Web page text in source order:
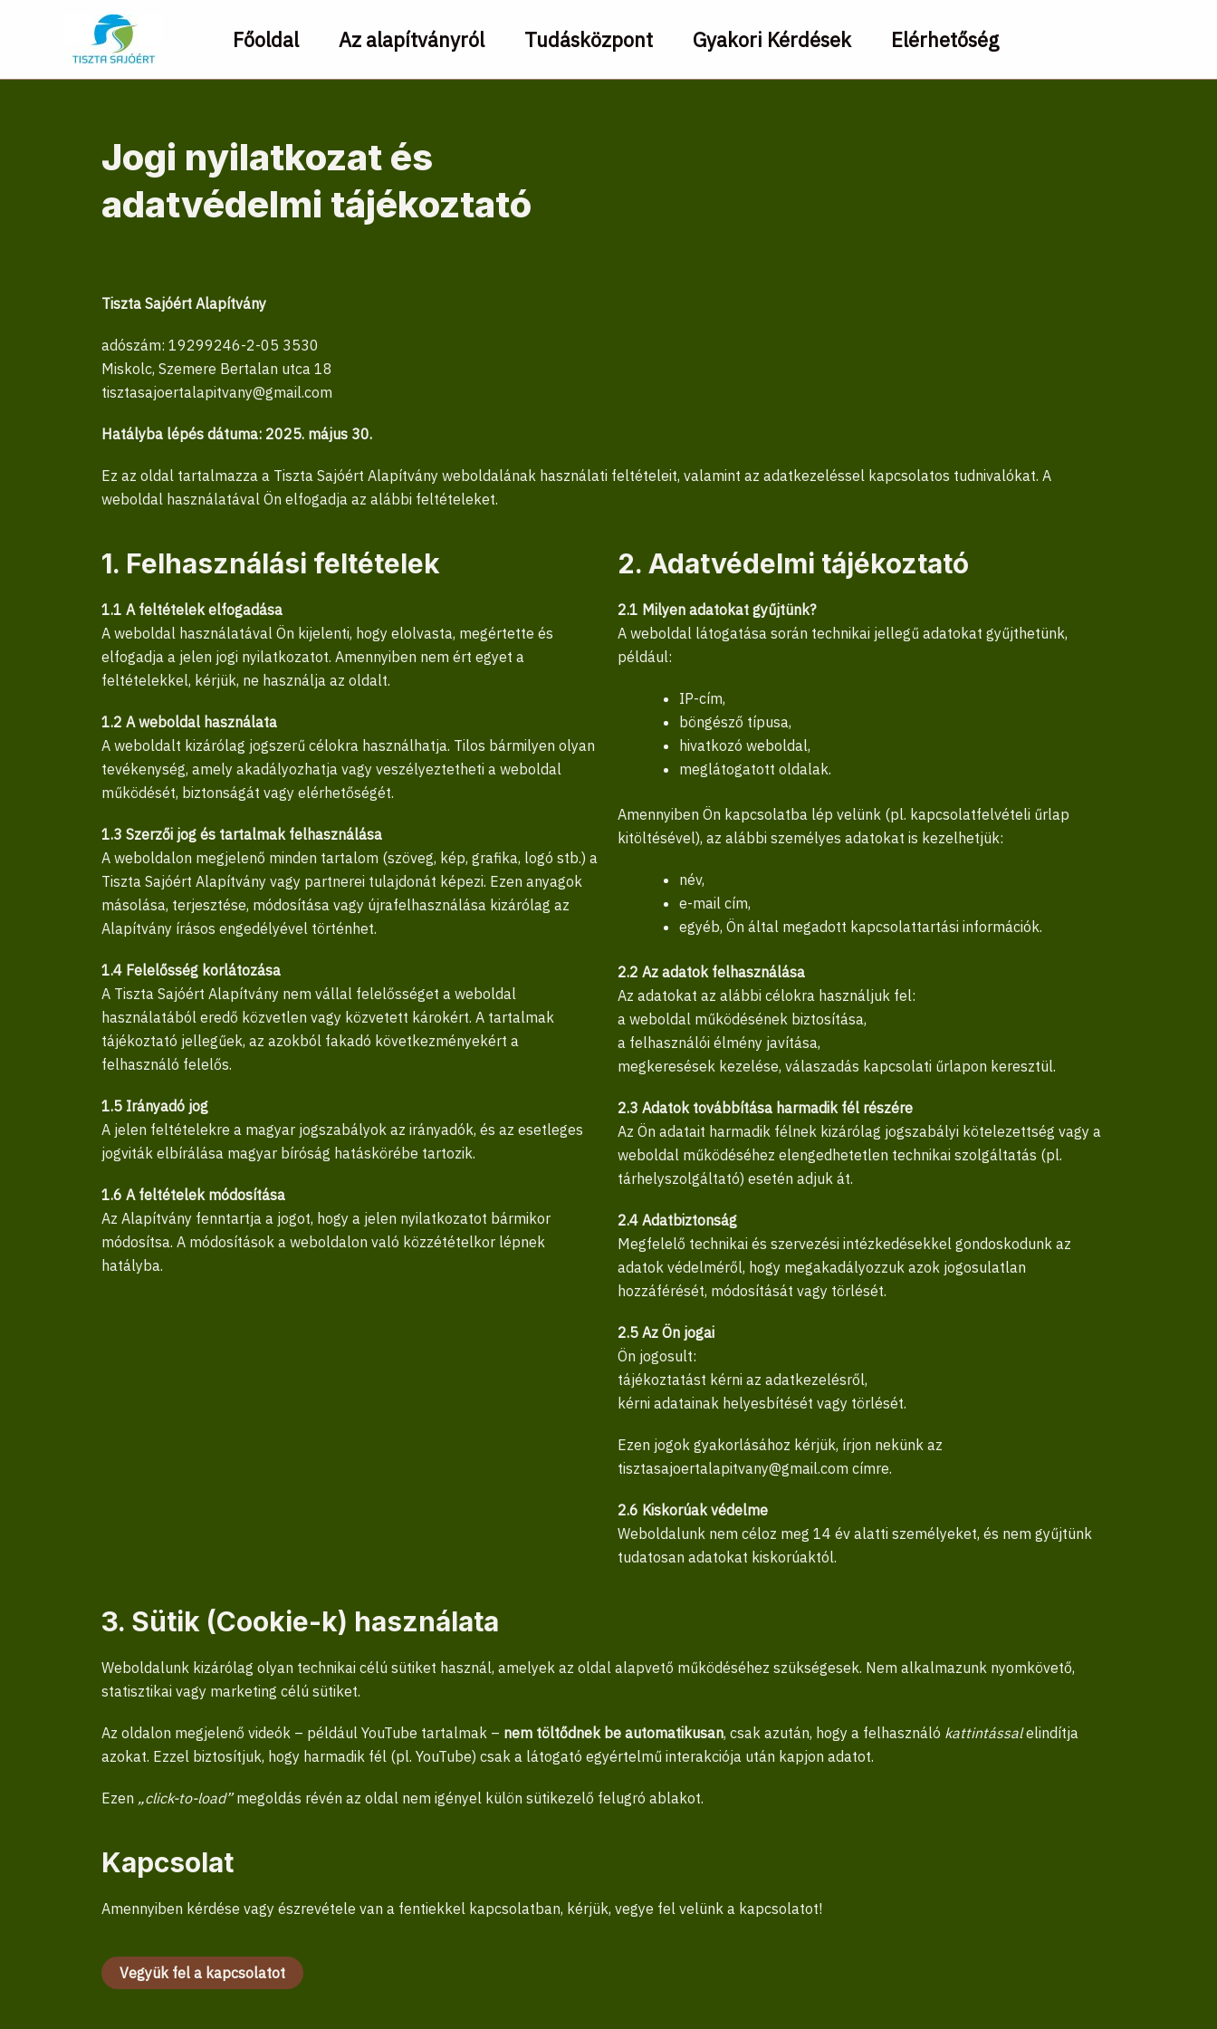
Főoldal Az alapítványról Tudásközpont Gyakori Kérdések Elérhetőség
Jogi nyilatkozat és
adatvédelmi tájékoztató
Tiszta Sajóért Alapítvány
adószám: 19299246-2-05 3530
Miskolc, Szemere Bertalan utca 18
tisztasajoertalapitvany@gmail.com
Hatályba lépés dátuma: 2025. május 30.
Ez az oldal tartalmazza a Tiszta Sajóért Alapítvány weboldalának használati feltételeit, valamint az adatkezeléssel kapcsolatos tudnivalókat. A
weboldal használatával Ön elfogadja az alábbi feltételeket.
1. Felhasználási feltételek
1.1 A feltételek elfogadása
A weboldal használatával Ön kijelenti, hogy elolvasta, megértette és
elfogadja a jelen jogi nyilatkozatot. Amennyiben nem ért egyet a
feltételekkel, kérjük, ne használja az oldalt.
1.2 A weboldal használata
A weboldalt kizárólag jogszerű célokra használhatja. Tilos bármilyen olyan
tevékenység, amely akadályozhatja vagy veszélyeztetheti a weboldal
működését, biztonságát vagy elérhetőségét.
1.3 Szerzői jog és tartalmak felhasználása
A weboldalon megjelenő minden tartalom (szöveg, kép, grafika, logó stb.) a
Tiszta Sajóért Alapítvány vagy partnerei tulajdonát képezi. Ezen anyagok
másolása, terjesztése, módosítása vagy újrafelhasználása kizárólag az
Alapítvány írásos engedélyével történhet.
1.4 Felelősség korlátozása
A Tiszta Sajóért Alapítvány nem vállal felelősséget a weboldal
használatából eredő közvetlen vagy közvetett károkért. A tartalmak
tájékoztató jellegűek, az azokból fakadó következményekért a
felhasználó felelős.
1.5 Irányadó jog
A jelen feltételekre a magyar jogszabályok az irányadók, és az esetleges
jogviták elbírálása magyar bíróság hatáskörébe tartozik.
1.6 A feltételek módosítása
Az Alapítvány fenntartja a jogot, hogy a jelen nyilatkozatot bármikor
módosítsa. A módosítások a weboldalon való közzétételkor lépnek
hatályba.
2. Adatvédelmi tájékoztató
2.1 Milyen adatokat gyűjtünk?
A weboldal látogatása során technikai jellegű adatokat gyűjthetünk,
például:
IP-cím,
böngésző típusa,
hivatkozó weboldal,
meglátogatott oldalak.
Amennyiben Ön kapcsolatba lép velünk (pl. kapcsolatfelvételi űrlap
kitöltésével), az alábbi személyes adatokat is kezelhetjük:
név,
e-mail cím,
egyéb, Ön által megadott kapcsolattartási információk.
2.2 Az adatok felhasználása
Az adatokat az alábbi célokra használjuk fel:
a weboldal működésének biztosítása,
a felhasználói élmény javítása,
megkeresések kezelése, válaszadás kapcsolati űrlapon keresztül.
2.3 Adatok továbbítása harmadik fél részére
Az Ön adatait harmadik félnek kizárólag jogszabályi kötelezettség vagy a
weboldal működéséhez elengedhetetlen technikai szolgáltatás (pl.
tárhelyszolgáltató) esetén adjuk át.
2.4 Adatbiztonság
Megfelelő technikai és szervezési intézkedésekkel gondoskodunk az
adatok védelméről, hogy megakadályozzuk azok jogosulatlan
hozzáférését, módosítását vagy törlését.
2.5 Az Ön jogai
Ön jogosult:
tájékoztatást kérni az adatkezelésről,
kérni adatainak helyesbítését vagy törlését.
Ezen jogok gyakorlásához kérjük, írjon nekünk az
tisztasajoertalapitvany@gmail.com címre.
2.6 Kiskorúak védelme
Weboldalunk nem céloz meg 14 év alatti személyeket, és nem gyűjtünk
tudatosan adatokat kiskorúaktól.
3. Sütik (Cookie-k) használata
Weboldalunk kizárólag olyan technikai célú sütiket használ, amelyek az oldal alapvető működéséhez szükségesek. Nem alkalmazunk nyomkövető,
statisztikai vagy marketing célú sütiket.
Az oldalon megjelenő videók – például YouTube tartalmak – nem töltődnek be automatikusan, csak azután, hogy a felhasználó kattintássalelindítja
azokat. Ezzel biztosítjuk, hogy harmadik fél (pl. YouTube) csak a látogató egyértelmű interakciója után kapjon adatot.
Ezen „click-to-load”megoldás révén az oldal nem igényel külön sütikezelő felugró ablakot.
Kapcsolat
Amennyiben kérdése vagy észrevétele van a fentiekkel kapcsolatban, kérjük, vegye fel velünk a kapcsolatot!
Vegyük fel a kapcsolatot